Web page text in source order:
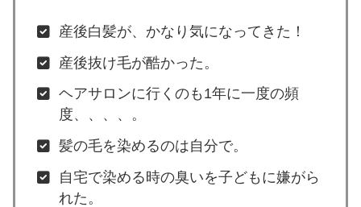
産後白髪が、かなり気になってきた！
産後抜け毛が酷かった。
ヘアサロンに行くのも1年に一度の頻
度、、、、。
髪の毛を染めるのは自分で。
自宅で染める時の臭いを子どもに嫌がら
れた。